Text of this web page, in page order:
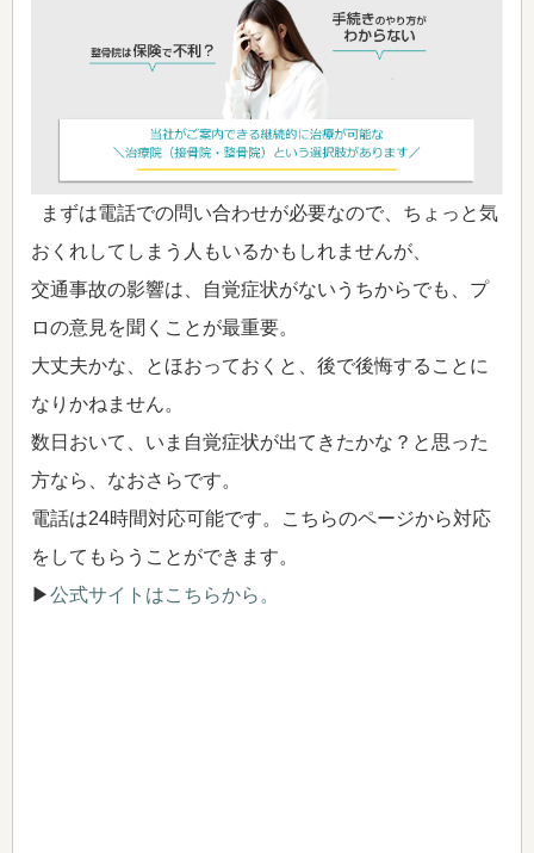
まずは電話での問い合わせが必要なので、ちょっと気
おくれしてしまう人もいるかもしれませんが、
交通事故の影響は、自覚症状がないうちからでも、プ
ロの意見を聞くことが最重要。
大丈夫かな、とほおっておくと、後で後悔することに
なりかねません。
数日おいて、いま自覚症状が出てきたかな？と思った
方なら、なおさらです。
電話は24時間対応可能です。こちらのページから対応
をしてもらうことができます。
▶公式サイトはこちらから。